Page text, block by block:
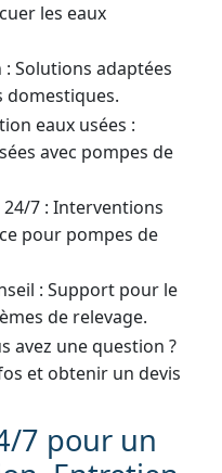
les eaux
Solutions adaptées
domestiques.
eaux usées :
avec pompes de
7 : Interventions
pour pompes de
: Support pour le
de relevage.
avez une question ?
et obtenir un devis
7 pour un